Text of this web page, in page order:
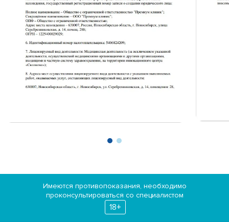
Имеются противопоказания, необходимо
проконсультироваться со специалистом
18+